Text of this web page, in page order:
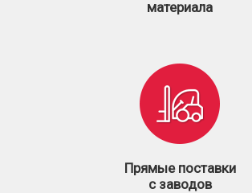
материала
Прямые поставки
с заводов